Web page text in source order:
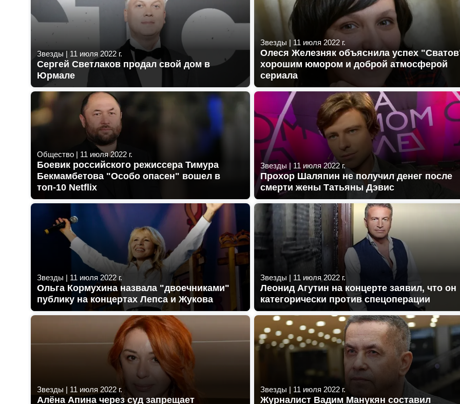
Звезды | 11 июля 2022 г.
Сергей Светлаков продал свой дом в
Юрмале
Звезды | 11 июля 2022 г.
Олеся Железняк объяснила успех
хорошим юмором и доброй атмосферой
сериала
Общество | 11 июля 2022 г.
Боевик российского режиссера Тимура
Бекмамбетова "Особо опасен" вошел в
топ-10 Netflix
Звезды | 11 июля 2022 г.
Прохор Шаляпин не получил денег после
смерти жены Татьяны Дэвис
Звезды | 11 июля 2022 г.
Ольга Кормухина назвала "двоечниками"
публику на концертах Лепса и Жукова
Звезды | 11 июля 2022 г.
Леонид Агутин на концерте заявил, что он
категорически против спецоперации
Звезды | 11 июля 2022 г.
Алёна Апина через суд запрещает
Звезды | 11 июля 2022 г.
Журналист Вадим Манукян составил